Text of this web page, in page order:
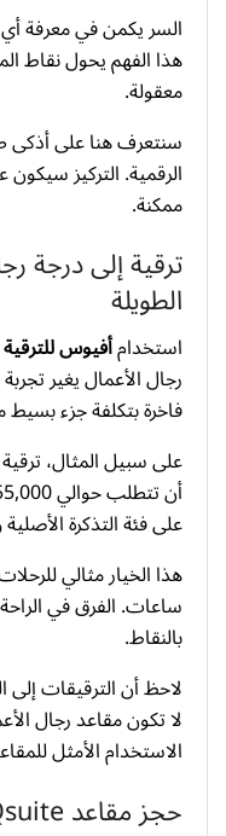
السر يكمن في معرفة
هذا الفهم يحول نقاط
معقولة.
سنتعرف هنا على
الرقمية. التركيز
ممكنة.
ترقية إلى درجة
الطويلة
استخدامأفيوس للترقية
رجال الأعمال يغير
فاخرة بتكلفة جزء بسيط
على سبيل المثال،
على فئة التذكرة
هذا الخيار مثالي
ساعات. الفرق في
بالنقاط.
لاحظ أن الترقيقات إلى
لا تكون مقاعد رجال
الاستخدام الأمثل